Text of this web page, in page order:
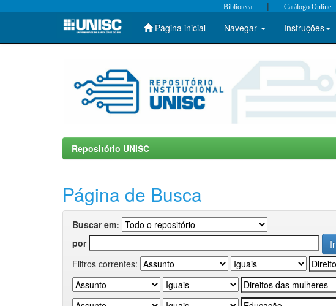
Skip
Biblioteca | Catálogo Online
Página inicial Navegar Instruções
Repositório UNISC
Página de Busca
Buscar em:
por
Filtros correntes: